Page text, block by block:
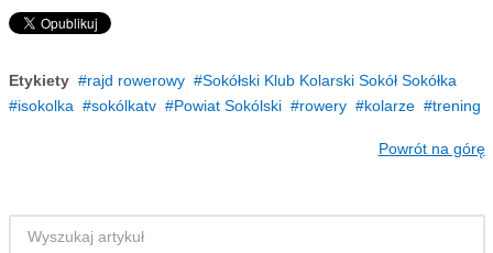
Etykiety rajd rowerowy
Sokółski Klub Kolarski Sokół Sokółka
isokolka
sokólkatv Powiat Sokólski rowery kolarze trening
Powrót na górę